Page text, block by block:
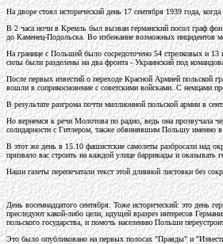
На дворе стоял исторический день 17 сентября 1939 года,
В 2 часа ночи в Кремль был вызван германский посол граф
до Каменец-Подольска. Во избежание возможных инцидентов
На границе с Польшей было сосредоточено 54 стрелковых и 13
силы были разделены на два фронта - Украинский под
После первых известий о переходе Красной Армией польской
вошли в соприкосновение с советскими войсками. С немцами
В результате разгрома почти миллионной польской армии в
Но вернемся к речи Молотова по радио, ведь она прозвучала
солидарности с Гитлером, также обвинявшим Польшу именно
В этот же день в 15.10 фашистские самолеты разбросали над
призвало вас строить на каждой улице баррикады и оказывать
Наши газеты перепечатали текст этой длинной листовки без
День восемнадцатого сентября. Тоже исторический: это день
преследуют какой-либо цели, идущей вразрез интересов
польского государства, и помочь населению Польши
Это было опубликовано на первых полосах "Правды" и